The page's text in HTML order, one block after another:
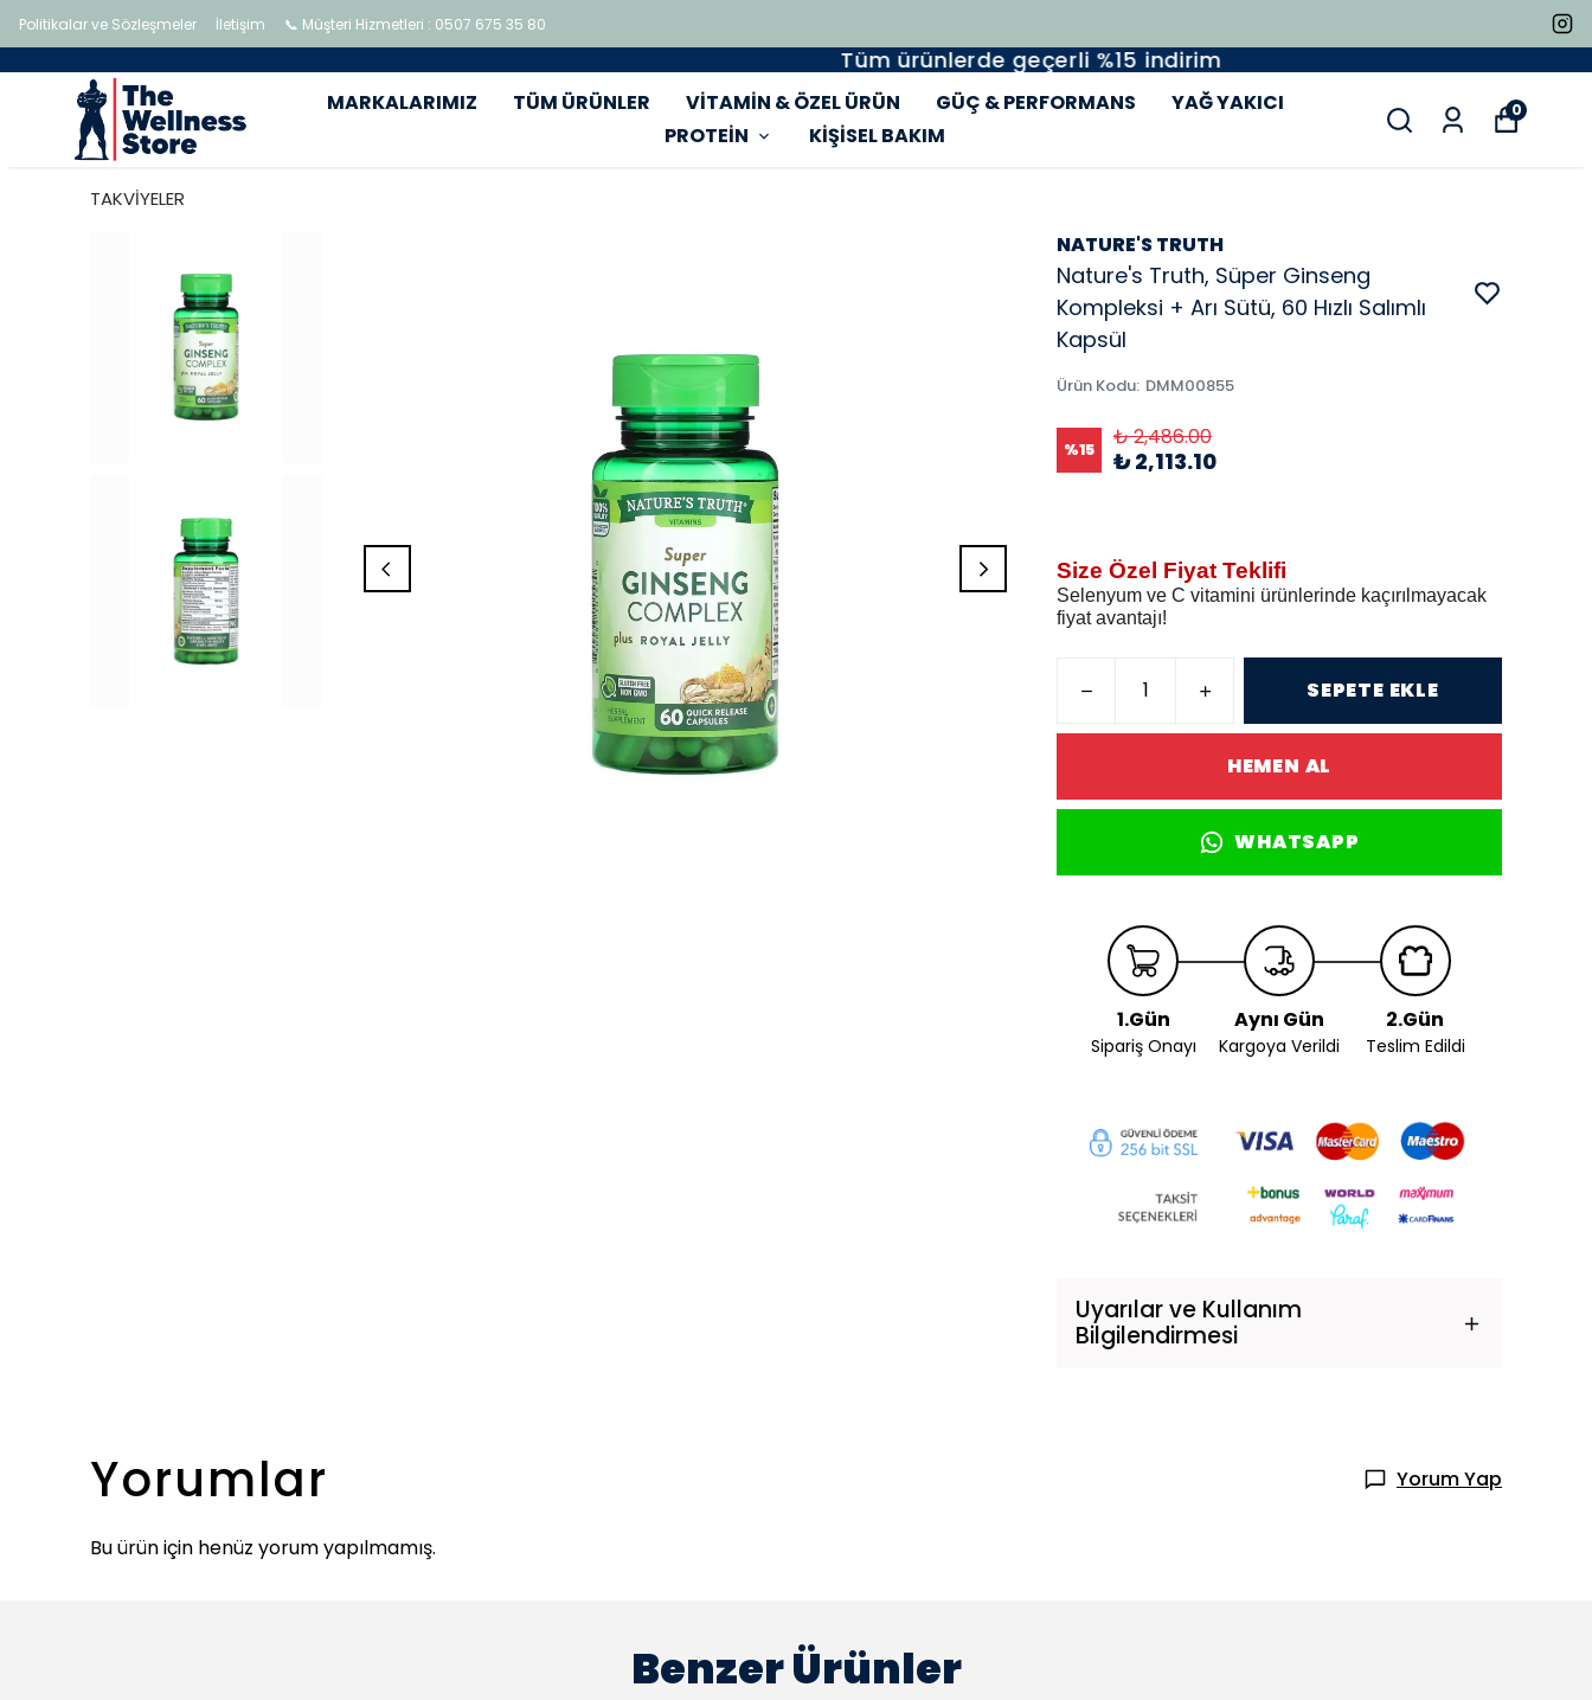
Politikalar ve Sözleşmeler İletişim 📞 Müşteri Hizmetleri : 0507 675 35 80
Tüm ürünlerde geçerli %15 indirim
MARKALARIMIZ TÜM ÜRÜNLER VİTAMİN & ÖZEL ÜRÜN GÜÇ & PERFORMANS
YAĞ YAKICI
PROTEİN
KİŞİSEL BAKIM
0
TAKVİYELER
NATURE'S TRUTH
Nature's Truth, Süper Ginseng
Kompleksi + Arı Sütü, 60 Hızlı Salımlı
Kapsül
Ürün Kodu: DMM00855
%15 ₺ 2,486.00
₺ 2,113.10
Size Özel Fiyat Teklifi
Selenyum ve C vitamini ürünlerinde kaçırılmayacak
fiyat avantajı!
SEPETE EKLE
HEMEN AL
WHATSAPP
1.Gün
Sipariş Onayı
Aynı Gün
Kargoya Verildi
2.Gün
Teslim Edildi
Uyarılar ve Kullanım
Bilgilendirmesi
Yorumlar Yorum Yap
Bu ürün için henüz yorum yapılmamış.
Benzer Ürünler